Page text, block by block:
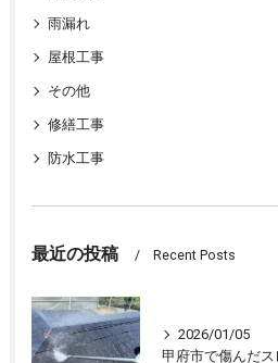
雨漏れ
屋根工事
その他
修繕工事
防水工事
最近の投稿 Recent Posts
2026/01/05